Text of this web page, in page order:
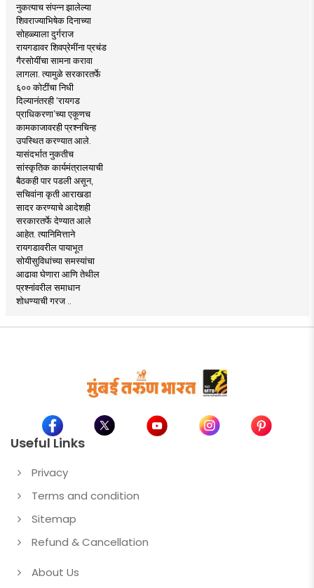
नुकत्याच संपन्न झालेल्या
शिवराज्याभिषेक दिनाच्या
सोहळ्याला दुर्गराज
रायगडावर शिवप्रेमींना प्रचंड
गैरसोयींचा सामना करावा
लागला. त्यामुळे सरकारतर्फे
६०० कोटींचा निधी
दिल्यानंतरही ‘रायगड
प्राधिकरणा’च्या एकूणच
कामकाजावरही प्रश्नचिन्ह
उपस्थित करण्यात आले.
यासंदर्भात नुकतीच
सांस्कृतिक कार्यमंत्रालयाची
बैठकही पार पडली असून,
सचिवांना कृती आराखडा
सादर करण्याचे आदेशही
सरकारतर्फे देण्यात आले
आहेत. त्यानिमित्ताने
रायगडावरील पायाभूत
सोयीसुविधांच्या समस्यांचा
आढावा घेणारा आणि तेथील
प्रश्नांवरील समाधान
शोधण्याची गरज ..
Useful Links
Privacy
Terms and condition
Sitemap
Refund & Cancellation
About Us